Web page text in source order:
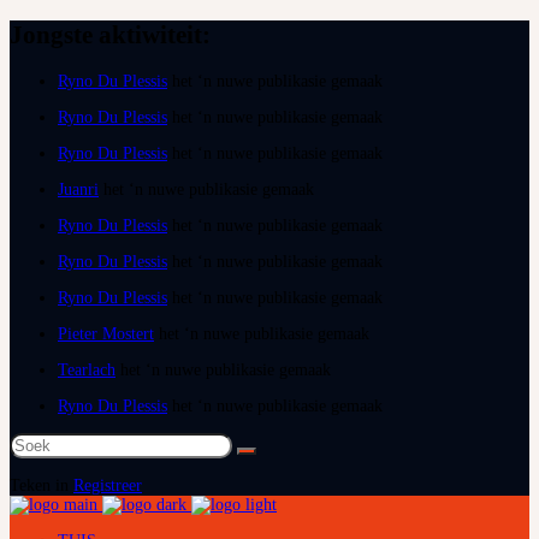
Ryno Du Plessis
Ryno Du Plessis
Ryno Du Plessis
Juanri
Ryno Du Plessis
Ryno Du Plessis
Ryno Du Plessis
Pieter Mostert
Tearlach
Ryno Du Plessis
Soek
na:
Registreer